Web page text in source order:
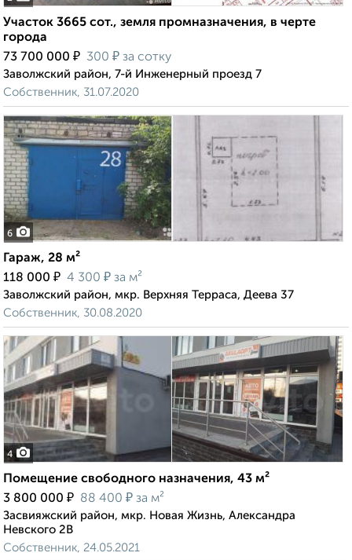
Участок 3665 сот., земля промназначения, в черте
города
73 700 000 ₽ 300 ₽ за сотку
Заволжский район, 7-й Инженерный проезд 7
Собственник, 31.07.2020
6
Гараж, 28 м²
118 000 ₽ 4 300 ₽ за м²
Заволжский район, мкр. Верхняя Терраса, Деева 37
Собственник, 30.08.2020
4
Помещение свободного назначения, 43 м²
3 800 000 ₽ 88 400 ₽ за м²
Засвияжский район, мкр. Новая Жизнь, Александра
Невского 2В
Собственник, 24.05.2021